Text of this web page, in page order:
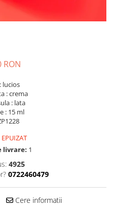
RON
lucios
: crema
: lata
: 15 ml
EPUIZAT
livrare: 1
4925
0722460479
Cere informatii